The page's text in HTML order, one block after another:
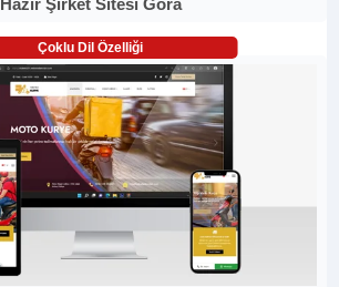
Çoklu Dil Özelliği